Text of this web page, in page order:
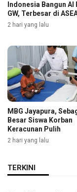
Indonesia Bangun AI
GW, Terbesar di
2 hari yang lalu
MBG Jayapura,
Besar Siswa Korban
Keracunan Pulih
2 hari yang lalu
TERKINI